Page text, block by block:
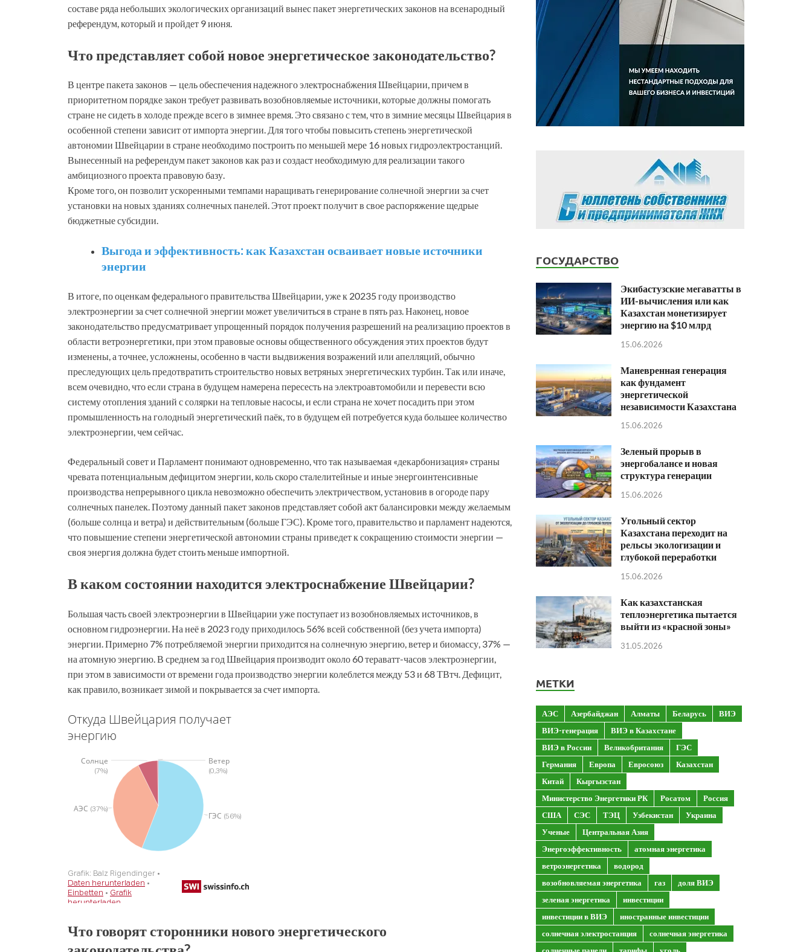
составе ряда небольших экологических организаций вынес пакет энергетических законов на всенародный
референдум, который и пройдет 9 июня.
Что представляет собой новое энергетическое законодательство?
В центре пакета законов — цель обеспечения надежного электроснабжения Швейцарии, причем в
приоритетном порядке закон требует развивать возобновляемые источники, которые должны помогать
стране не сидеть в холоде прежде всего в зимнее время. Это связано с тем, что в зимние месяцы Швейцария в
особенной степени зависит от импорта энергии. Для того чтобы повысить степень энергетической
автономии Швейцарии в стране необходимо построить по меньшей мере 16 новых гидроэлектростанций.
Вынесенный на референдум пакет законов как раз и создаст необходимую для реализации такого
амбициозного проекта правовую базу.
Кроме того, он позволит ускоренными темпами наращивать генерирование солнечной энергии за счет
установки на новых зданиях солнечных панелей. Этот проект получит в свое распоряжение щедрые
бюджетные субсидии.
Выгода и эффективность: как Казахстан осваивает новые источники
энергии
В итоге, по оценкам федерального правительства Швейцарии, уже к 20235 году производство
электроэнергии за счет солнечной энергии может увеличиться в стране в пять раз. Наконец, новое
законодательство предусматривает упрощенный порядок получения разрешений на реализацию проектов в
области ветроэнергетики, при этом правовые основы общественного обсуждения этих проектов будут
изменены, а точнее, усложнены, особенно в части выдвижения возражений или апелляций, обычно
преследующих цель предотвратить строительство новых ветряных энергетических турбин. Так или иначе,
всем очевидно, что если страна в будущем намерена пересесть на электроавтомобили и перевести всю
систему отопления зданий с солярки на тепловые насосы, и если страна не хочет посадить при этом
промышленность на голодный энергетический паёк, то в будущем ей потребуется куда большее количество
электроэнергии, чем сейчас.
Федеральный совет и Парламент понимают одновременно, что так называемая «декарбонизация» страны
чревата потенциальным дефицитом энергии, коль скоро сталелитейные и иные энергоинтенсивные
производства непрерывного цикла невозможно обеспечить электричеством, установив в огороде пару
солнечных панелек. Поэтому данный пакет законов представляет собой акт балансировки между желаемым
(больше солнца и ветра) и действительным (больше ГЭС). Кроме того, правительство и парламент надеются,
что повышение степени энергетической автономии страны приведет к сокращению стоимости энергии —
своя энергия должна будет стоить меньше импортной.
В каком состоянии находится электроснабжение Швейцарии?
Большая часть своей электроэнергии в Швейцарии уже поступает из возобновляемых источников, в
основном гидроэнергии. На неё в 2023 году приходилось 56% всей собственной (без учета импорта)
энергии. Примерно 7% потребляемой энергии приходится на солнечную энергию, ветер и биомассу, 37% —
на атомную энергию. В среднем за год Швейцария производит около 60 тераватт-часов электроэнергии,
при этом в зависимости от времени года производство энергии колеблется между 53 и 68 ТВтч. Дефицит,
как правило, возникает зимой и покрывается за счет импорта.
Что говорят сторонники нового энергетического
ГОСУДАРСТВО
Экибастузские мегаватты в
ИИ-вычисления или как
Казахстан монетизирует
энергию на $10 млрд
15.06.2026
Маневренная генерация
как фундамент
энергетической
независимости Казахстана
15.06.2026
Зеленый прорыв в
энергобалансе и новая
структура генерации
15.06.2026
Угольный сектор
Казахстана переходит на
рельсы экологизации и
глубокой переработки
15.06.2026
Как казахстанская
теплоэнергетика пытается
выйти из «красной зоны»
31.05.2026
МЕТКИ
АЭС Азербайджан Алматы Беларусь
ВИЭ
ВИЭ-генерация
ВИЭ в Казахстане
ВИЭ в России
Великобритания
ГЭС
Германия
Европа Евросоюз
Казахстан
Китай
Кыргызстан
Министерство Энергетики РК
Росатом
Россия
США
СЭС ТЭЦ Узбекистан
Украина
Ученые
Центральная Азия
Энергоэффективность
атомная энергетика
ветроэнергетика
водород
возобновляемая энергетика
газ
доля ВИЭ
зеленая энергетика
инвестиции
инвестиции в ВИЭ
иностранные инвестиции
солнечная электростанция
солнечная энергетика
солнечные панели
тарифы уголь